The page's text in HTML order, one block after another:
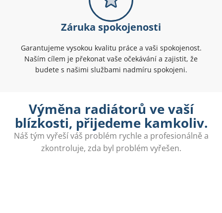
Záruka spokojenosti
Garantujeme vysokou kvalitu práce a vaši spokojenost.
Naším cílem je překonat vaše očekávání a zajistit, že
budete s našimi službami nadmíru spokojeni.
Výměna radiátorů ve vaší
blízkosti, přijedeme kamkoliv.
Náš tým vyřeší váš problém rychle a profesionálně a
zkontroluje, zda byl problém vyřešen.